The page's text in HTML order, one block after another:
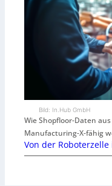
Bild: In.Hub GmbH
Wie Shopfloor-Daten
Manufacturing-X-fähig
Von der